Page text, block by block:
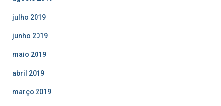
julho 2019
junho 2019
maio 2019
abril 2019
março 2019